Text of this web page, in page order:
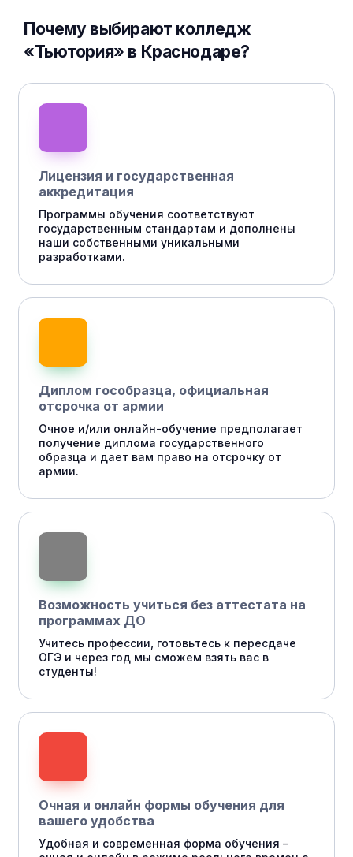
Почему выбирают колледж
«Тьютория» в Краснодаре?
Лицензия и государственная
аккредитация
Программы обучения соответствуют
государственным стандартам и дополнены
наши собственными уникальными
разработками.
Диплом гособразца, официальная
отсрочка от армии
Очное и/или онлайн-обучение предполагает
получение диплома государственного
образца и дает вам право на отсрочку от
армии.
Возможность учиться без аттестата на
программах ДО
Учитесь профессии, готовьтесь к пересдаче
ОГЭ и через год мы сможем взять вас в
студенты!
Очная и онлайн формы обучения для
вашего удобства
Удобная и современная форма обучения –